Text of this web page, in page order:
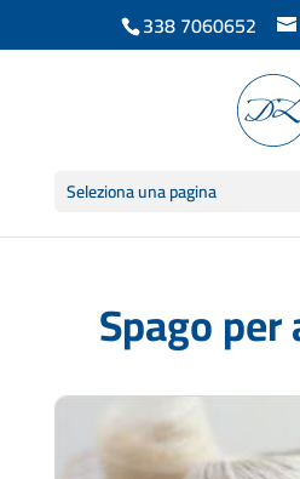
338 7060652
Seleziona una pagina
Spago